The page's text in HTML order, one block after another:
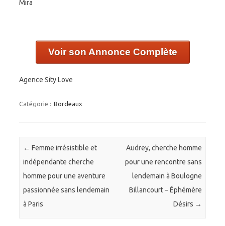
Mira
Voir son Annonce Complète
Agence Sity Love
Catégorie : Bordeaux
Navigation des articles
← Femme irrésistible et
indépendante cherche
homme pour une aventure
passionnée sans lendemain
à Paris
Audrey, cherche homme
pour une rencontre sans
lendemain à Boulogne
Billancourt – Éphémère
Désirs →